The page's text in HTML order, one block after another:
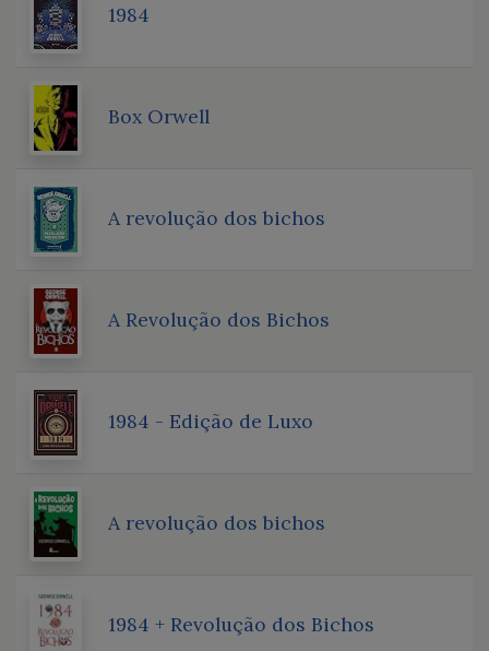
1984
Box Orwell
A revolução dos bichos
A Revolução dos Bichos
1984 - Edição de Luxo
A revolução dos bichos
1984 + Revolução dos Bichos